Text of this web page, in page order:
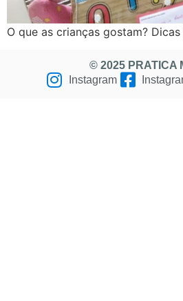
O que as crianças gostam?
© 2025 PRATICA
Instagram